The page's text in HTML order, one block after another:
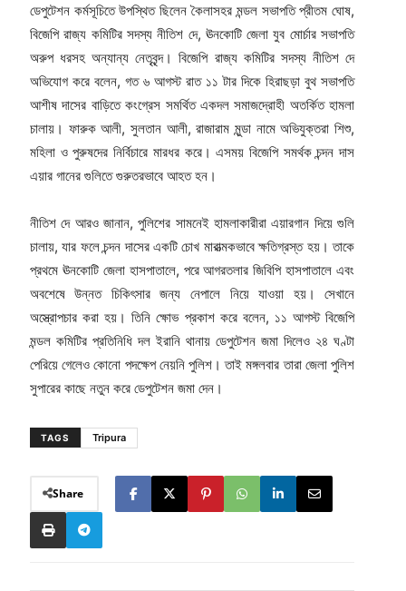
ডেপুটেশন কর্মসূচিতে উপস্থিত ছিলেন কৈলাসহর মন্ডল সভাপতি প্রীতম ঘোষ,
বিজেপি রাজ্য কমিটির সদস্য নীতিশ দে, ঊনকোটি জেলা যুব মোর্চার সভাপতি
অরুপ ধরসহ অন্যান্য নেতৃবৃন্দ। বিজেপি রাজ্য কমিটির সদস্য নীতিশ দে
অভিযোগ করে বলেন, গত ৬ আগস্ট রাত ১১ টার দিকে হিরাছড়া বুথ সভাপতি
আশীষ দাসের বাড়িতে কংগ্রেস সমর্থিত একদল সমাজদ্রোহী অতর্কিত হামলা
চালায়। ফারুক আলী, সুলতান আলী, রাজারাম মুন্ডা নামে অভিযুক্তরা শিশু,
মহিলা ও পুরুষদের নির্বিচারে মারধর করে। এসময় বিজেপি সমর্থক চন্দন দাস
এয়ার গানের গুলিতে গুরুতরভাবে আহত হন।
নীতিশ দে আরও জানান, পুলিশের সামনেই হামলাকারীরা এয়ারগান দিয়ে গুলি
চালায়, যার ফলে চন্দন দাসের একটি চোখ মারাত্মকভাবে ক্ষতিগ্রস্ত হয়। তাকে
প্রথমে ঊনকোটি জেলা হাসপাতালে, পরে আগরতলার জিবিপি হাসপাতালে এবং
অবশেষে উন্নত চিকিৎসার জন্য নেপালে নিয়ে যাওয়া হয়। সেখানে
অস্ত্রোপচার করা হয়। তিনি ক্ষোভ প্রকাশ করে বলেন, ১১ আগস্ট বিজেপি
মন্ডল কমিটির প্রতিনিধি দল ইরানি থানায় ডেপুটেশন জমা দিলেও ২৪ ঘণ্টা
পেরিয়ে গেলেও কোনো পদক্ষেপ নেয়নি পুলিশ। তাই মঙ্গলবার তারা জেলা পুলিশ
সুপারের কাছে নতুন করে ডেপুটেশন জমা দেন।
TAGS Tripura
Share